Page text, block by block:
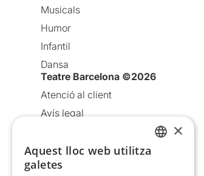
Musicals
Humor
Infantil
Dansa
Teatre Barcelona ©2026
Atenció al client
Avís legal
Política de cookies
Condicions d’ús
×
Aquest lloc web utilitza
galetes